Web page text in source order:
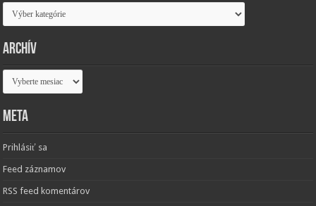
Kategórie
Archív
Archív
Meta
Prihlásiť sa
Feed záznamov
RSS feed komentárov